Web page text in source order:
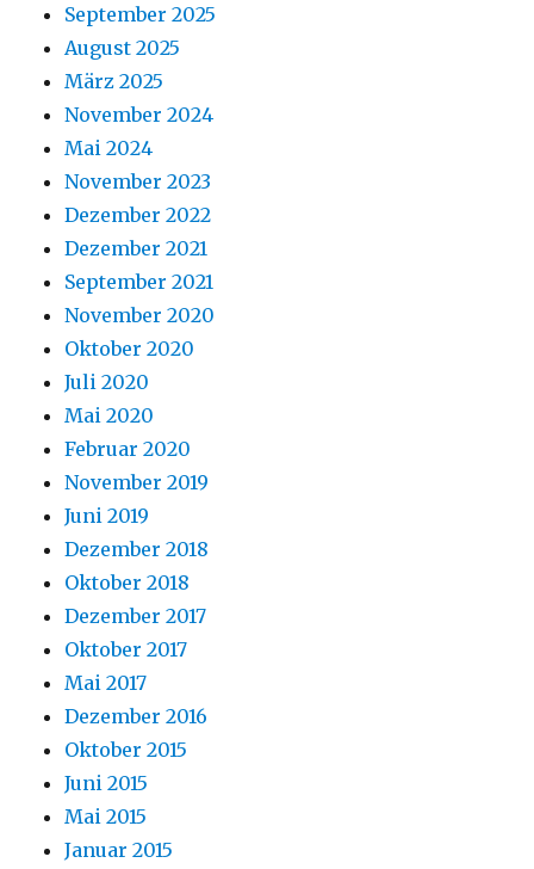
September 2025
August 2025
März 2025
November 2024
Mai 2024
November 2023
Dezember 2022
Dezember 2021
September 2021
November 2020
Oktober 2020
Juli 2020
Mai 2020
Februar 2020
November 2019
Juni 2019
Dezember 2018
Oktober 2018
Dezember 2017
Oktober 2017
Mai 2017
Dezember 2016
Oktober 2015
Juni 2015
Mai 2015
Januar 2015